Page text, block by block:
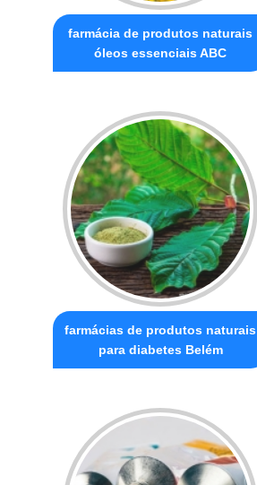
farmácia de produtos naturais
óleos essenciais ABC
farmácias de produtos naturais
para diabetes Belém